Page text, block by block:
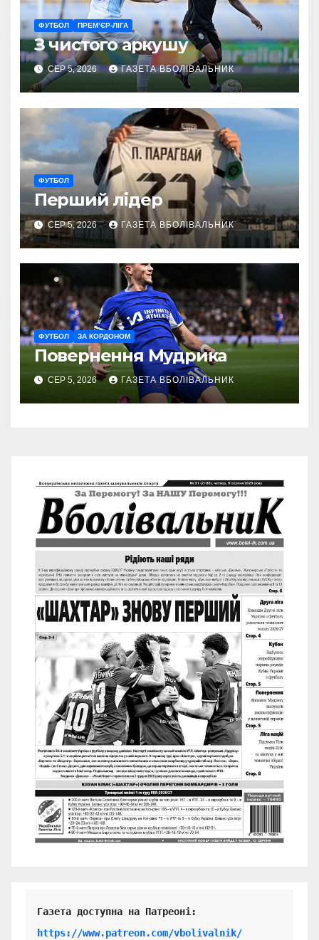
ФУТБОЛ ПРЕМ’ЄР-ЛІГА
З чистого аркушу
СЕР 5, 2026 ГАЗЕТА ВБОЛІВАЛЬНИК
ФУТБОЛ
Перший лідер
СЕР 5, 2026 ГАЗЕТА ВБОЛІВАЛЬНИК
ФУТБОЛ ЗА КОРДОНОМ
Повернення Мудрика
СЕР 5, 2026 ГАЗЕТА ВБОЛІВАЛЬНИК
https://www.patreon.com/vbolivalnik/